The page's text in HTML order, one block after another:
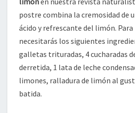
postre combina la cremosidad de
ácido y refrescante del limón.
necesitarás los siguientes
galletas trituradas, 4 cucharadas
derretida, 1 lata de leche
limones, ralladura de limón al
batida.